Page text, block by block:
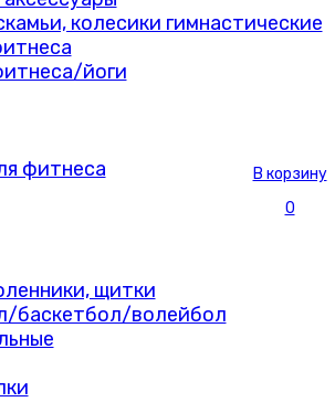
колесики гимнастические
йоги
фитнеса
щитки
баскетбол/волейбол
В корзину
0